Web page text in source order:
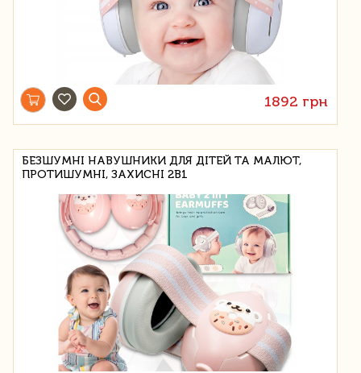
1892 грн
БЕЗШУМНІ НАВУШНИКИ ДЛЯ ДІТЕЙ ТА МАЛЮТ,
ПРОТИШУМНІ, ЗАХИСНІ 2В1